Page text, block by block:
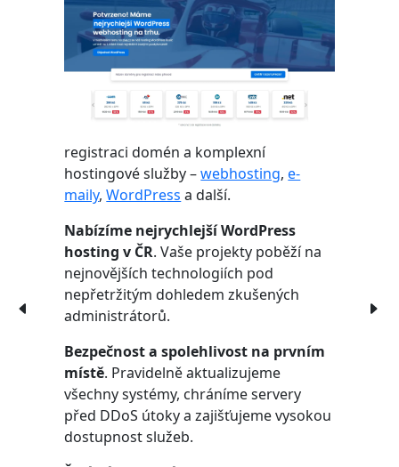
registraci domén a komplexní
hostingové služby –webhosting,e-
maily,WordPress a další.
Nabízíme nejrychlejší WordPress
hosting v ČR. Vaše projekty poběží na
nejnovějších technologiích pod
nepřetržitým dohledem zkušených
administrátorů.
Bezpečnost a spolehlivost na prvním
místě. Pravidelně aktualizujeme
všechny systémy, chráníme servery
před DDoS útoky a zajišťujeme vysokou
dostupnost služeb.